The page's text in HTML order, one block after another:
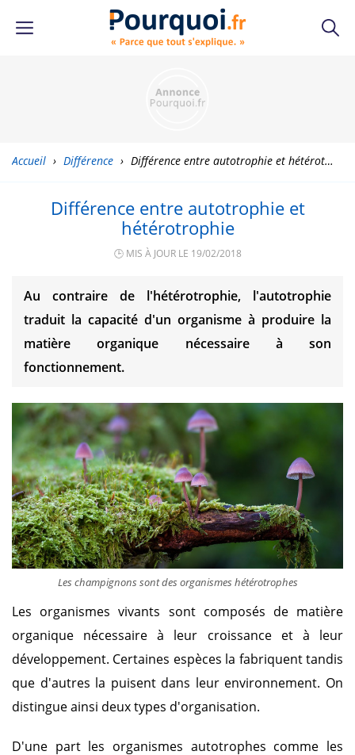
Accueil › Différence › Différence entre autotrophie et hétérotrophie
Différence entre autotrophie et
hétérotrophie
🕒 MIS À JOUR LE 19/02/2018
Au contraire de l'hétérotrophie, l'autotrophie
traduit la capacité d'un organisme à produire la
matière organique nécessaire à son
fonctionnement.
Les champignons sont des organismes hétérotrophes
Les organismes vivants sont composés de matière
organique nécessaire à leur croissance et à leur
développement. Certaines espèces la fabriquent tandis
que d'autres la puisent dans leur environnement. On
distingue ainsi deux types d'organisation.
D'une part les organismes autotrophes comme les